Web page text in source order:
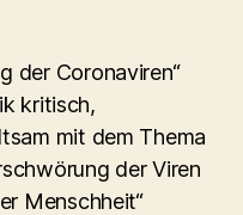
der Coronaviren“
kritisch,
mit dem Thema
der Viren
Menschheit“